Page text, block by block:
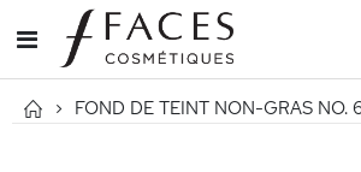
Affichage
navigation
FOND DE TEINT NON-GRAS NO.